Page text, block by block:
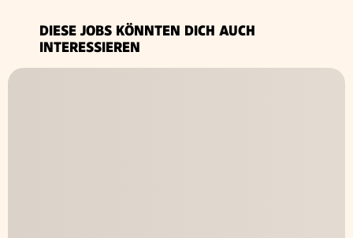
DIESE JOBS KÖNNTEN DICH AUCH
INTERESSIEREN